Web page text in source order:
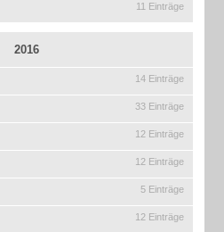
11 Einträge
2016
14 Einträge
33 Einträge
12 Einträge
12 Einträge
5 Einträge
12 Einträge